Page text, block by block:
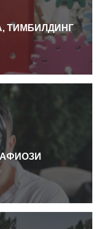
ТИМБИЛДИНГ